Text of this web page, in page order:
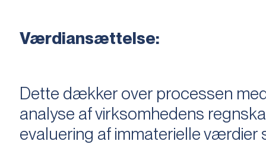
Værdiansættelse:
Dette dækker over processen
analyse af virksomhedens
evaluering af immaterielle